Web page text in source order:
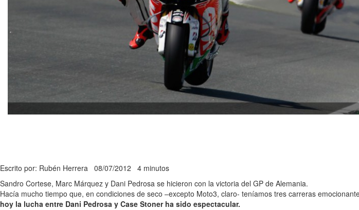
Escrito por: Rubén Herrera 08/07/2012 4 minutos
Sandro Cortese, Marc Márquez y Dani Pedrosa se hicieron con la victoria del GP de Alemania.
Hacía mucho tiempo que, en condiciones de seco –excepto Moto3, claro- teníamos tres carreras
hoy la lucha entre Dani Pedrosa y Case Stoner ha sido espectacular.